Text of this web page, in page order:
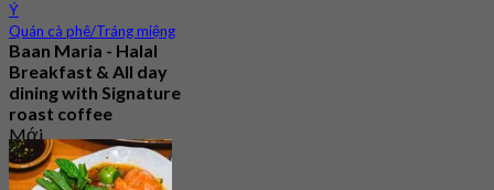
Ý
Quán cà phê/Tráng miệng
Baan Maria - Halal
Breakfast & All day
dining with Signature
roast coffee
Mới
4.8
Từ฿ 272.5